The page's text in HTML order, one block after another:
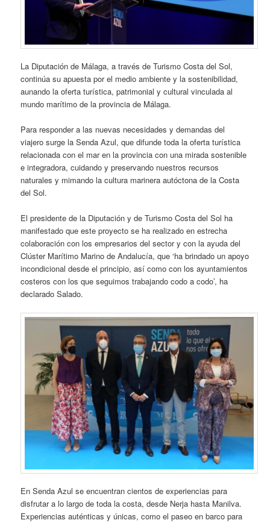
La Diputación de Málaga, a través de Turismo Costa del Sol,
continúa su apuesta por el medio ambiente y la sostenibilidad,
aunando la oferta turística, patrimonial y cultural vinculada al
mundo marítimo de la provincia de Málaga.
Para responder a las nuevas necesidades y demandas del
viajero surge la Senda Azul, que difunde toda la oferta turística
relacionada con el mar en la provincia con una mirada sostenible
e integradora, cuidando y preservando nuestros recursos
naturales y mimando la cultura marinera autóctona de la Costa
del Sol.
El presidente de la Diputación y de Turismo Costa del Sol ha
manifestado que este proyecto se ha realizado en estrecha
colaboración con los empresarios del sector y con la ayuda del
Clúster Marítimo Marino de Andalucía, que ‘ha brindado un apoyo
incondicional desde el principio, así como con los ayuntamientos
costeros con los que seguimos trabajando codo a codo’, ha
declarado Salado.
En Senda Azul se encuentran cientos de experiencias para
disfrutar a lo largo de toda la costa, desde Nerja hasta Manilva.
Experiencias auténticas y únicas, como el paseo en barco para